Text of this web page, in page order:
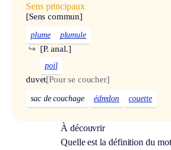
Sens principaux
[Sens commun]
plume plumule
[P. anal.]
↪
poil
duvet[Pour se coucher]
sac de couchage édredon couette
À découvrir
Quelle est la définition du mot